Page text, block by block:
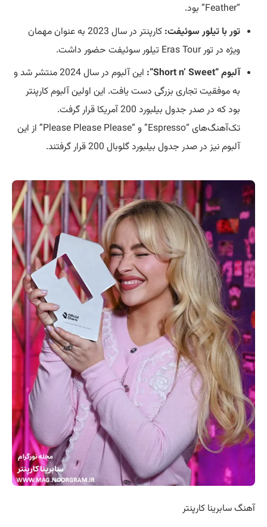
“Feather” بود.
تور با تیلور سوئیفت:
کارپنتر در سال 2023 به عنوان مهمان
ویژه در تور Eras Tour تیلور سوئیفت حضور داشت.
آلبوم “Short n’ Sweet”:
این آلبوم در سال 2024 منتشر شد و
به موفقیت تجاری بزرگی دست یافت. این اولین آلبوم کارپنتر
بود که در صدر جدول بیلبورد 200 آمریکا قرار گرفت.
تک‌آهنگ‌های “Espresso” و “Please Please Please” از این
آلبوم نیز در صدر جدول بیلبورد گلوبال 200 قرار گرفتند.
آهنگ سابرینا کارپنتر